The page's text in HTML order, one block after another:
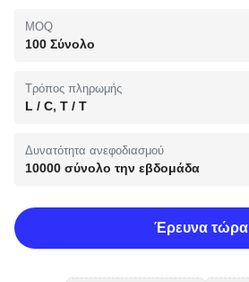
MOQ
100 Σύνολο
Τρόπος πληρωμής
L / C, T / T
Δυνατότητα ανεφοδιασμού
10000 σύνολο την εβδομάδα
Έρευνα τώρα